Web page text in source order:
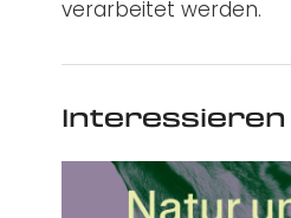
verarbeitet werden.